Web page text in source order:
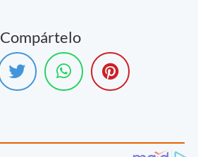
Compártelo